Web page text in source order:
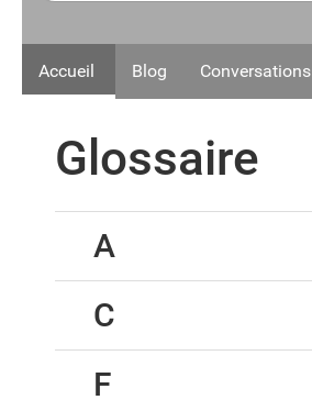
Accueil Blog Conversations
Glossaire
A
C
F